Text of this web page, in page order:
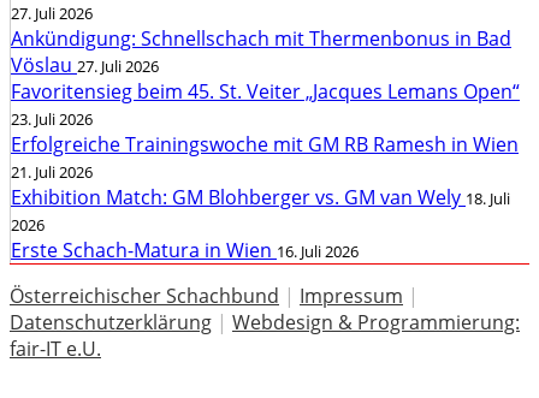
27. Juli 2026
Ankündigung: Schnellschach mit Thermenbonus in Bad
Vöslau 27. Juli 2026
Favoritensieg beim 45. St. Veiter „Jacques Lemans Open“
23. Juli 2026
Erfolgreiche Trainingswoche mit GM RB Ramesh in Wien
21. Juli 2026
Exhibition Match: GM Blohberger vs. GM van Wely 18. Juli
2026
Erste Schach-Matura in Wien 16. Juli 2026
Österreichischer Schachbund | Impressum |
Datenschutzerklärung | Webdesign & Programmierung:
fair-IT e.U.